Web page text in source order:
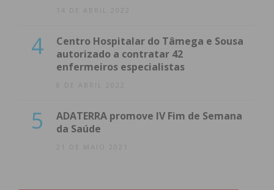
14 DE ABRIL 2022
4
Centro Hospitalar do Tâmega e Sousa
autorizado a contratar 42
enfermeiros especialistas
8 DE ABRIL 2022
5
ADATERRA promove IV Fim de Semana
da Saúde
21 DE MAIO 2021